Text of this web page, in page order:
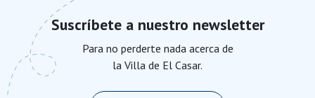
Suscríbete a nuestro newsletter
Para no perderte nada acerca de
la Villa de El Casar.